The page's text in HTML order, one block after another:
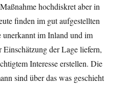
hochdiskret aber in
finden im gut aufgestellten
im Inland und im
der Lage liefern,
Interesse erstellen. Die
sind über das was geschieht